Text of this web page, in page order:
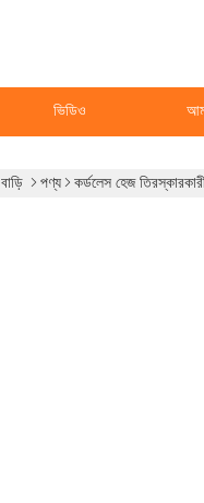
ভিডিও
বাড়ি পণ্য কর্ডলেস হেজ